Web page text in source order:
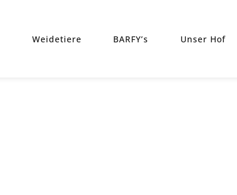
Weidetiere BARFY’s Unser Hof